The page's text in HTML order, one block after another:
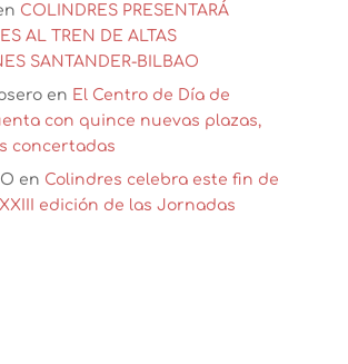
COLINDRES PRESENTARÁ
AL TREN DE ALTAS
SANTANDER-BILBAO
en El Centro de Día de
con quince nuevas plazas,
concertadas
en Colindres celebra este fin de
edición de las Jornadas